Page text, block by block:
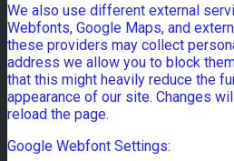
We also use different external
Webfonts, Google Maps, and
these providers may collect
address we allow you to block
that this might heavily reduce the
appearance of our site. Changes
reload the page.
Google Webfont Settings: